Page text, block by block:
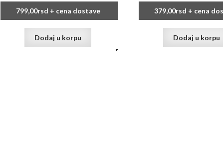
799,00rsd + cena dostave
Dodaj u korpu
379,00rsd + cena
Dodaj u korpu